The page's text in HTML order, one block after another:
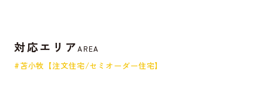
対応エリアAREA
#苫小牧【注文住宅/セミオーダー住宅】